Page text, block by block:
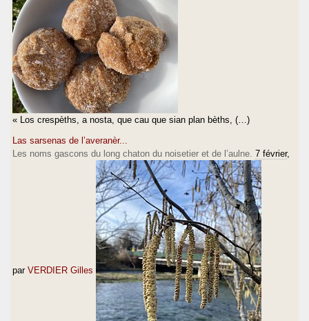
« Los crespèths, a nosta, que cau que sian plan bèths, (…)
Las sarsenas de l’averanèr...
Les noms gascons du long chaton du noisetier et de l’aulne. 7 février,
par VERDIER Gilles